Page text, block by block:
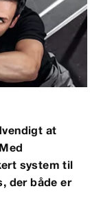
at
system til
der både er